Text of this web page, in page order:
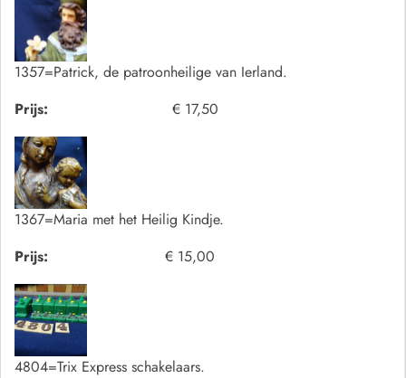
1357=Patrick, de patroonheilige van Ierland.
Prijs:
€ 17,50
1367=Maria met het Heilig Kindje.
Prijs:
€ 15,00
4804=Trix Express schakelaars.